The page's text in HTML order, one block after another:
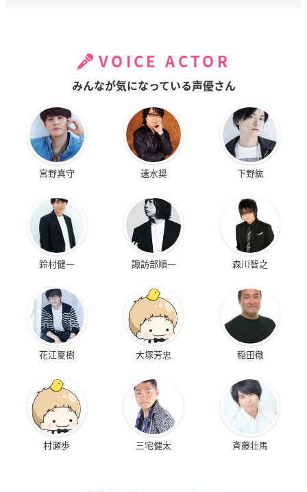
VOICE ACTOR
みんなが気になっている声優さん
宮野真守 速水奨 下野紘
鈴村健一 諏訪部順一 森川智之
花江夏樹 大塚芳忠 稲田徹
村瀬歩 三宅健太 斉藤壮馬